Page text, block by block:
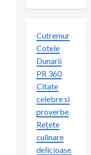
Cutremur
Cotele
Dunarii
PR 360
Citate
celebre si
proverbe
Rețete
culinare
delicioase